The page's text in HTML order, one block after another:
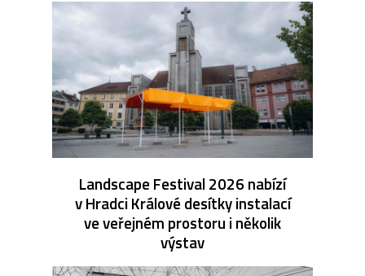
Landscape Festival 2026 nabízí
v Hradci Králové desítky instalací
ve veřejném prostoru i několik
výstav